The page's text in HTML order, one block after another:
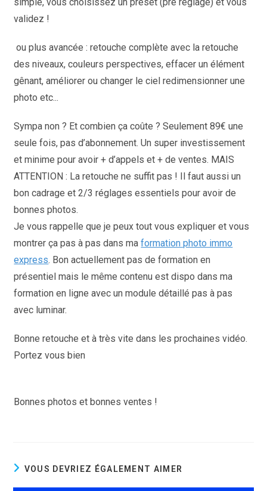
validez !
ou plus avancée : retouche complète avec la retouche
des niveaux, couleurs perspectives, effacer un élément
gênant, améliorer ou changer le ciel redimensionner une
photo etc...
Sympa non ? Et combien ça coûte ? Seulement 89€ une
seule fois, pas d’abonnement. Un super investissement
et minime pour avoir + d’appels et + de ventes. MAIS
ATTENTION : La retouche ne suffit pas ! Il faut aussi un
bon cadrage et 2/3 réglages essentiels pour avoir de
bonnes photos.
Je vous rappelle que je peux tout vous expliquer et vous
montrer ça pas à pas dans maformation photo immo
express. Bon actuellement pas de formation en
présentiel mais le même contenu est dispo dans ma
formation en ligne avec un module détaillé pas à pas
avec luminar.
Bonne retouche et à très vite dans les prochaines vidéo.
Portez vous bien
Bonnes photos et bonnes ventes !
VOUS DEVRIEZ ÉGALEMENT AIMER